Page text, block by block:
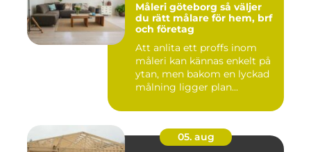
Måleri göteborg så väljer
du rätt målare för hem, brf
och företag
Att anlita ett proffs inom
måleri kan kännas enkelt på
ytan, men bakom en lyckad
målning ligger plan...
05. aug